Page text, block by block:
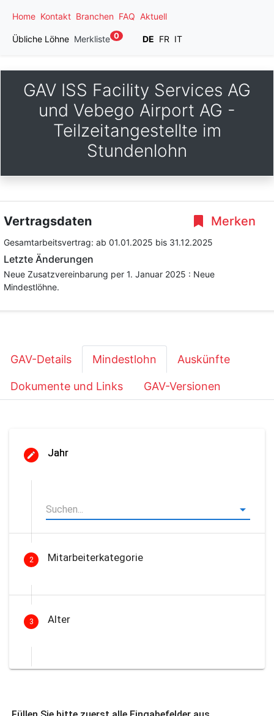
Home Kontakt Branchen FAQ Aktuell
Übliche Löhne Merkliste 0 DE FR IT
GAV ISS Facility Services AG
und Vebego Airport AG -
Teilzeitangestellte im
Stundenlohn
Merken
Vertragsdaten
Gesamtarbeitsvertrag: ab 01.01.2025 bis 31.12.2025
Letzte Änderungen
Neue Zusatzvereinbarung per 1. Januar 2025 : Neue
Mindestlöhne.
GAV-Details Mindestlohn Auskünfte
Dokumente und Links GAV-Versionen
Jahr
2 Mitarbeiterkategorie
3 Alter